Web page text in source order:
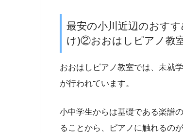
最安の小川近辺のおす
け)②おおはしピアノ教
おおはしピアノ教室では、未就
が行われています。
小中学生からは基礎である楽譜
ることから、ピアノに触れるの